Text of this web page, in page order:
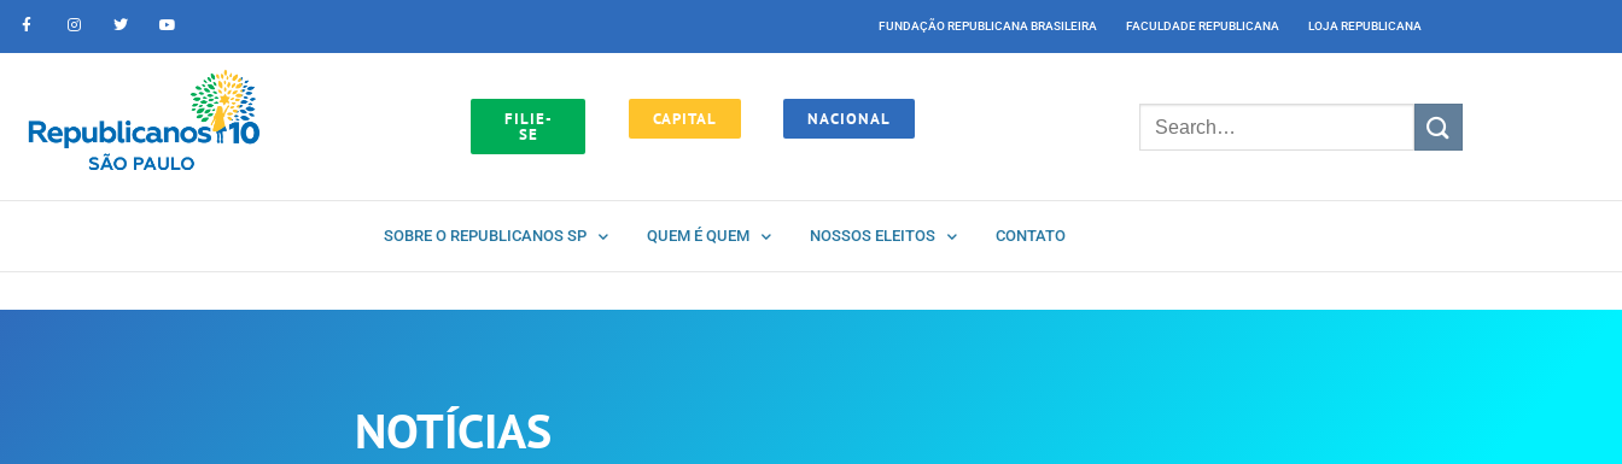
FUNDAÇÃO REPUBLICANA BRASILEIRA FACULDADE REPUBLICANA LOJA REPUBLICANA
FILIE-
SE
CAPITAL NACIONAL
SOBRE O REPUBLICANOS SP QUEM É QUEM NOSSOS ELEITOS CONTATO
NOTÍCIAS